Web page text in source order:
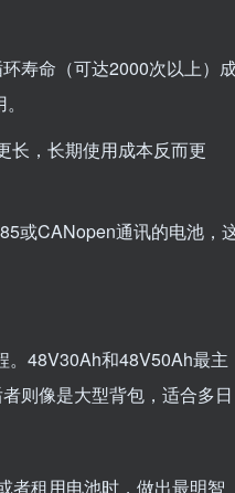
寿命（可达2000次以上）
长，长期使用成本反而更
或CANopen通讯的电池，
48V30Ah和48V50Ah最主
则像是大型背包，适合多日
者租用电池时，做出最明智